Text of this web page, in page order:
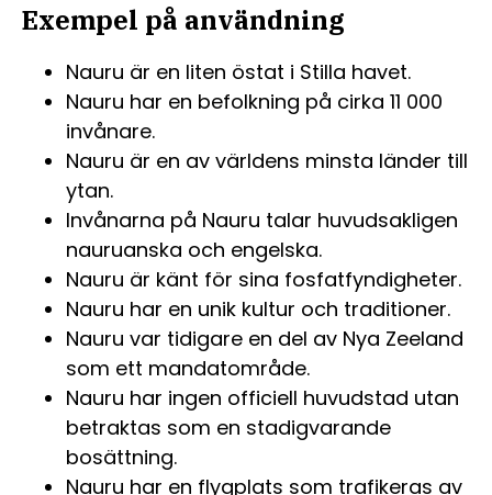
Exempel på användning
Nauru är en liten östat i Stilla havet.
Nauru har en befolkning på cirka 11 000
invånare.
Nauru är en av världens minsta länder till
ytan.
Invånarna på Nauru talar huvudsakligen
nauruanska och engelska.
Nauru är känt för sina fosfatfyndigheter.
Nauru har en unik kultur och traditioner.
Nauru var tidigare en del av Nya Zeeland
som ett mandatområde.
Nauru har ingen officiell huvudstad utan
betraktas som en stadigvarande
bosättning.
Nauru har en flygplats som trafikeras av